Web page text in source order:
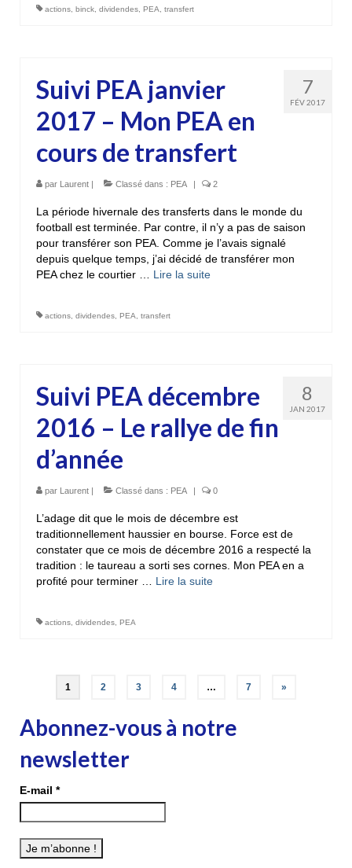
actions binck dividendes PEA transfert
7
FÉV 2017
Suivi PEA janvier
2017 – Mon PEA en
cours de transfert
par Laurent | Classé dans : PEA | 2
La période hivernale des transferts dans le monde du
football est terminée. Par contre, il n’y a pas de saison
pour transférer son PEA. Comme je l’avais signalé
depuis quelque temps, j’ai décidé de transférer mon
PEA chez le courtier … Lire la suite­­
actions dividendes PEA transfert
8
JAN 2017
Suivi PEA décembre
2016 – Le rallye de fin
d’année
par Laurent | Classé dans : PEA | 0
L’adage dit que le mois de décembre est
traditionnellement haussier en bourse. Force est de
constater que ce mois de décembre 2016 a respecté la
tradition : le taureau a sorti ses cornes. Mon PEA en a
profité pour terminer … Lire la suite­­
actions dividendes PEA
Pagination
des
publications
1 2 3 4 … 7 »
Abonnez-vous à notre
newsletter
E-mail *